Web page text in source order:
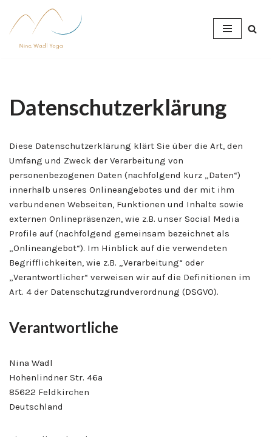
Zum
Inhalt
Datenschutzerklärung
Diese Datenschutzerklärung klärt Sie über die Art, den
Umfang und Zweck der Verarbeitung von
personenbezogenen Daten (nachfolgend kurz „Daten“)
innerhalb unseres Onlineangebotes und der mit ihm
verbundenen Webseiten, Funktionen und Inhalte sowie
externen Onlinepräsenzen, wie z.B. unser Social Media
Profile auf (nachfolgend gemeinsam bezeichnet als
„Onlineangebot“). Im Hinblick auf die verwendeten
Begrifflichkeiten, wie z.B. „Verarbeitung“ oder
„Verantwortlicher“ verweisen wir auf die Definitionen im
Art. 4 der Datenschutzgrundverordnung (DSGVO).
Verantwortliche
Nina Wadl
Hohenlindner Str. 46a
85622 Feldkirchen
Deutschland